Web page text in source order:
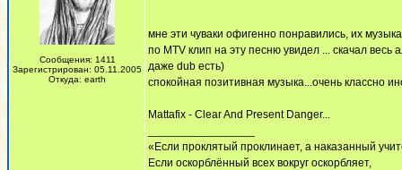
Сообщения: 1411
Зарегистрирован: 05.11.2005
Откуда: earth
мне эти чуваки офигенно понравились, их
по МТV клип на эту песню увидел ... скачал весь
даже dub есть)
спокойная позитивная музыка...очень классно
Mattafix - Clear And Present Danger...
«Если проклятый проклинает, а наказанный
Если оскорблённый всех вокруг оскорбляет,